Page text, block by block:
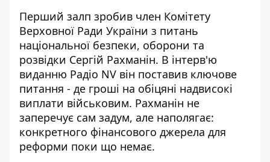
Перший залп зробив член Комітету
Верховної Ради України з питань
національної безпеки, оборони та
розвідки Сергій Рахманін. В інтерв'ю
виданню Радіо NV він поставив ключове
питання - де гроші на обіцяні надвисокі
виплати військовим. Рахманін не
заперечує сам задум, але наполягає:
конкретного фінансового джерела для
реформи поки що немає.